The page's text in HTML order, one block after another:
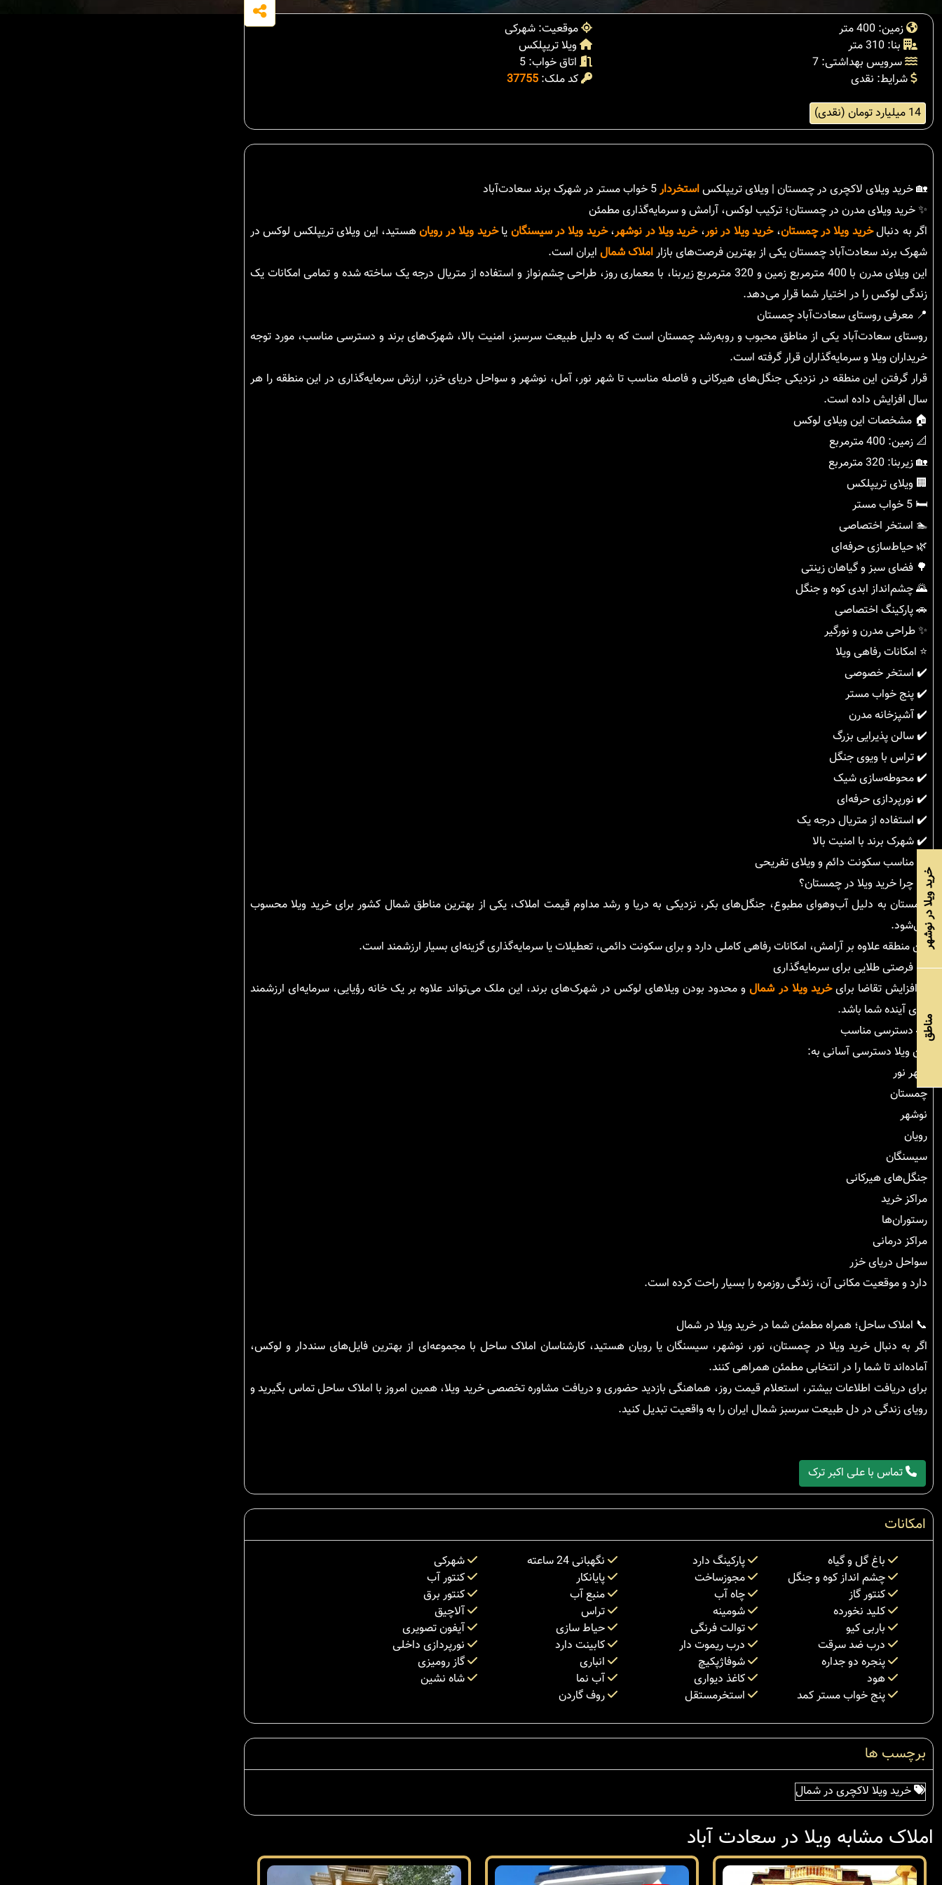
زمین: 400 متر
موقعیت: شهرکی
بنا: 310 متر
ویلا تریپلکس
سرویس بهداشتی: 7
اتاق خواب: 5
شرایط: نقدی
کد ملک: 37755
14 میلیارد تومان (نقدی)
🏡 خرید ویلای لاکچری در چمستان | ویلای تریپلکساستخردار
✨ خرید ویلای مدرن در چمستان؛ ترکیب لوکس، آرامش و سرمایه‌گذاری مطمئن
اگر به دنبالخرید ویلا در چمستان،خرید ویلا در نور،خرید ویلا در نوشهر،خرید ویلا در سیسنگان یاخرید ویلا در رویانهستید، این ویلای تریپلکس لوکس در
شهرک برند سعادت‌آباد چمستان یکی از بهترین فرصت‌های بازاراملاک شمال ایران است.
این ویلای مدرن با 400 مترمربع زمین و 320 مترمربع زیربنا، با معماری روز، طراحی چشم‌نواز و استفاده از متریال درجه یک ساخته شده و تمامی امکانات یک
زندگی لوکس را در اختیار شما قرار می‌دهد.
📍 معرفی روستای سعادت‌آباد چمستان
روستای سعادت‌آباد یکی از مناطق محبوب و رو‌به‌رشد چمستان است که به دلیل طبیعت سرسبز، امنیت بالا، شهرک‌های برند و دسترسی مناسب، مورد توجه
خریداران ویلا و سرمایه‌گذاران قرار گرفته است.
قرار گرفتن این منطقه در نزدیکی جنگل‌های هیرکانی و فاصله مناسب تا شهر نور، آمل، نوشهر و سواحل دریای خزر، ارزش سرمایه‌گذاری در این منطقه را هر
سال افزایش داده است.
🏠 مشخصات این ویلای لوکس
📐 زمین: 400 مترمربع
🏡 زیربنا: 320 مترمربع
🏢 ویلای تریپلکس
🛏️ 5 خواب مستر
🏊 استخر اختصاصی
🌿 حیاط‌سازی حرفه‌ای
🌳 فضای سبز و گیاهان زینتی
🌄 چشم‌انداز ابدی کوه و جنگل
🚗 پارکینگ اختصاصی
✨ طراحی مدرن و نورگیر
⭐ امکانات رفاهی ویلا
✔️ استخر خصوصی
✔️ پنج خواب مستر
✔️ آشپزخانه مدرن
✔️ سالن پذیرایی بزرگ
✔️ تراس با ویوی جنگل
✔️ محوطه‌سازی شیک
✔️ نورپردازی حرفه‌ای
✔️ استفاده از متریال درجه یک
✔️ شهرک برند با امنیت بالا
✔️ مناسب سکونت دائم و ویلای تفریحی
🌲 چرا خرید ویلا در چمستان؟
چمستان به دلیل آب‌وهوای مطبوع، جنگل‌های بکر، نزدیکی به دریا و رشد مداوم قیمت املاک، یکی از بهترین مناطق شمال کشور برای خرید ویلا محسوب
می‌شود.
این منطقه علاوه بر آرامش، امکانات رفاهی کاملی دارد و برای سکونت دائمی، تعطیلات یا سرمایه‌گذاری گزینه‌ای بسیار ارزشمند است.
📈 فرصتی طلایی برای سرمایه‌گذاری
با افزایش تقاضا برایخرید ویلا در شمالو محدود بودن ویلاهای لوکس در شهرک‌های برند، این ملک می‌تواند علاوه بر یک خانه رؤیایی، سرمایه‌ای ارزشمند
برای آینده شما باشد.
🚗 دسترسی مناسب
این ویلا دسترسی آسانی به:
شهر نور
چمستان
نوشهر
رویان
سیسنگان
جنگل‌های هیرکانی
مراکز خرید
رستوران‌ها
مراکز درمانی
سواحل دریای خزر
دارد و موقعیت مکانی آن، زندگی روزمره را بسیار راحت کرده است.
📞 املاک ساحل؛ همراه مطمئن شما در خرید ویلا در شمال
اگر به دنبال خرید ویلا در چمستان، نور، نوشهر، سیسنگان یا رویان هستید، کارشناسان املاک ساحل با مجموعه‌ای از بهترین فایل‌های سنددار و لوکس،
آماده‌اند تا شما را در انتخابی مطمئن همراهی کنند.
برای دریافت اطلاعات بیشتر، استعلام قیمت روز، هماهنگی بازدید حضوری و دریافت مشاوره تخصصی خرید ویلا، همین امروز با املاک ساحل تماس بگیرید و
رویای زندگی در دل طبیعت سرسبز شمال ایران را به واقعیت تبدیل کنید.
تماس با علی اکبر ترک
امکانات
باغ گل و گیاه پارکینگ دارد نگهبانی 24 ساعته
شهرکی
چشم انداز کوه و جنگل
مجوزساخت پایانکار
کنتور آب
کنتور گاز
چاه آب منبع آب
کنتور برق
کلید نخورده
شومینه تراس
آلاچیق
باربی کیو
توالت فرنگی حیاط سازی
آیفون تصویری
درب ضد سرقت
درب ریموت دار کابینت دارد
نورپردازی داخلی
پنجره دو جداره
شوفاژپکیچ انباری
گاز رومیزی
هود
کاغذ دیواری آب نما
شاه نشین
پنج خواب مستر کمد
استخرمستقل روف گاردن
برچسب ها
خرید ویلا لاکچری در شمال
املاک مشابه ویلا در سعادت آباد
خرید ویلا در نوشهر
مناطق